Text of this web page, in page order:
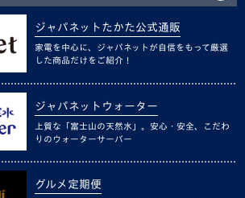
ジャパネットたかた公式通販
家電を中心に、ジャパネットが自信をもって厳選
した商品だけをご紹介！
ジャパネットウォーター
上質な「富士山の天然水」。安心・安全、こだわ
りのウォーターサーバー
グルメ定期便